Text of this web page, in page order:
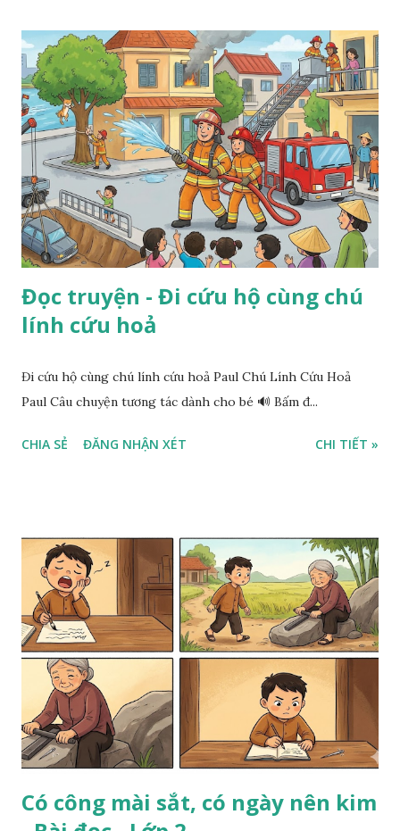
Đọc truyện - Đi cứu hộ cùng chú
lính cứu hoả
Đi cứu hộ cùng chú lính cứu hoả Paul Chú Lính Cứu Hoả
Paul Câu chuyện tương tác dành cho bé 🔊 Bấm đ...
CHIA SẺ ĐĂNG NHẬN XÉT CHI TIẾT »
Có công mài sắt, có ngày nên kim